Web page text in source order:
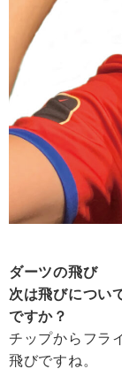
ダーツの飛び
次は飛びについ
ですか？
チップからフラ
飛びですね。